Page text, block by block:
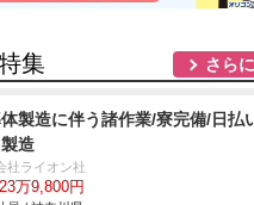
集 さら
製造に伴う諸作業/寮完備/日払
造
社ライオン社
万9,800円